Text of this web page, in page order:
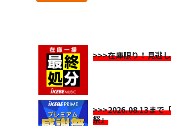
>>>在庫限り！見逃
>>>2026.08.13まで
祭」